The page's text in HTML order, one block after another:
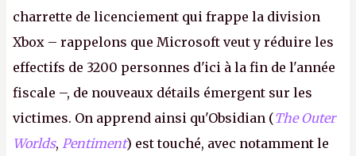
charrette de licenciement qui frappe la division
Xbox – rappelons que Microsoft veut y réduire les
effectifs de 3200 personnes d'ici à la fin de l'année
fiscale –, de nouveaux détails émergent sur les
victimes. On apprend ainsi qu'Obsidian (The Outer
Worlds, Pentiment) est touché, avec notamment le